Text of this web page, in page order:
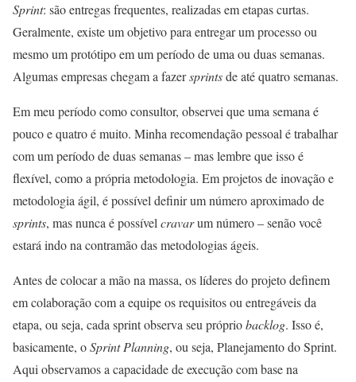
Sprint: são entregas frequentes, realizadas em etapas curtas.
Geralmente, existe um objetivo para entregar um processo ou
mesmo um protótipo em um período de uma ou duas semanas.
Algumas empresas chegam a fazersprintsde até quatro semanas.
Em meu período como consultor, observei que uma semana é
pouco e quatro é muito. Minha recomendação pessoal é trabalhar
com um período de duas semanas – mas lembre que isso é
flexível, como a própria metodologia. Em projetos de inovação e
metodologia ágil, é possível definir um número aproximado de
sprints, mas nunca é possívelcravarum número – senão você
estará indo na contramão das metodologias ágeis.
Antes de colocar a mão na massa, os líderes do projeto definem
em colaboração com a equipe os requisitos ou entregáveis da
etapa, ou seja, cada sprint observa seu própriobacklog. Isso é,
basicamente, oSprint Planning, ou seja, Planejamento do Sprint.
Aqui observamos a capacidade de execução com base na